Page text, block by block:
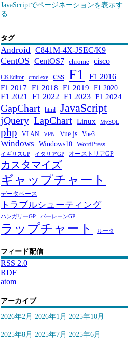
JavaScriptでページネーションを表示す
る
タグ
Android C841M-4X-JSEC/K9
CentOS CentOS7 chrome cisco
CKEditor cmd.exe css F1
F1 2016
F1 2017 F1 2018 F1 2019 F1 2020
F1 2021 F1 2022 F1 2023 F1 2024
GapChart html JavaScript
jQuery LapChart Linux MySQL
php VLAN VPN Vue.js Vue3
Windows Windows10 WordPress
イギリスGP イタリアGP オーストリアGP
カスタマイズ
ギャップチャート
データベース
トラブルシューティング
ハンガリーGP バーレーンGP
ラップチャート ルータ
フィード配信
RSS 2.0
RDF
atom
アーカイブ
2026年2月 2026年1月 2025年10月
2025年8月 2025年7月 2025年6月